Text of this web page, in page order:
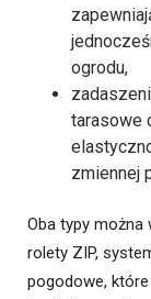
ogrodu,
tarasowe
zmiennej
Oba typy
rolety ZIP,
pogodowe,